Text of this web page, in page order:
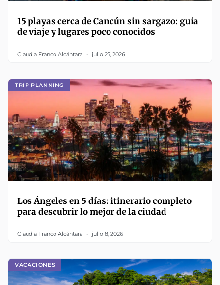
15 playas cerca de Cancún sin sargazo: guía
de viaje y lugares poco conocidos
Claudia Franco Alcántara julio 27, 2026
TRIP PLANNING
Los Ángeles en 5 días: itinerario completo
para descubrir lo mejor de la ciudad
Claudia Franco Alcántara julio 8, 2026
VACACIONES